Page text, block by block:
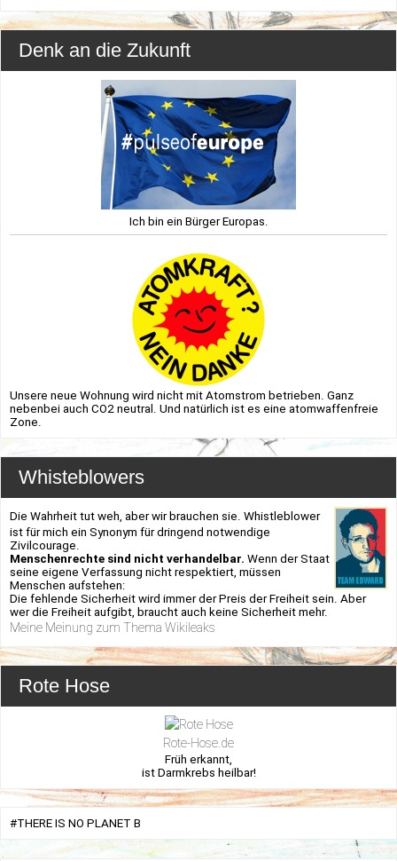
Denk an die Zukunft
Ich bin ein Bürger Europas.
Unsere neue Wohnung wird nicht mit Atomstrom betrieben. Ganz
nebenbei auch CO2 neutral. Und natürlich ist es eine atomwaffenfreie
Zone.
Whisteblowers
Die Wahrheit tut weh, aber wir brauchen sie. Whistleblower
ist für mich ein Synonym für dringend notwendige
Zivilcourage.
Menschenrechte sind nicht verhandelbar. Wenn der Staat
seine eigene Verfassung nicht respektiert, müssen
Menschen aufstehen:
Die fehlende Sicherheit wird immer der Preis der Freiheit sein. Aber
wer die Freiheit aufgibt, braucht auch keine Sicherheit mehr.
Meine Meinung zum Thema Wikileaks
Rote Hose
Rote-Hose.de
Früh erkannt,
ist Darmkrebs heilbar!
#THERE IS NO PLANET B